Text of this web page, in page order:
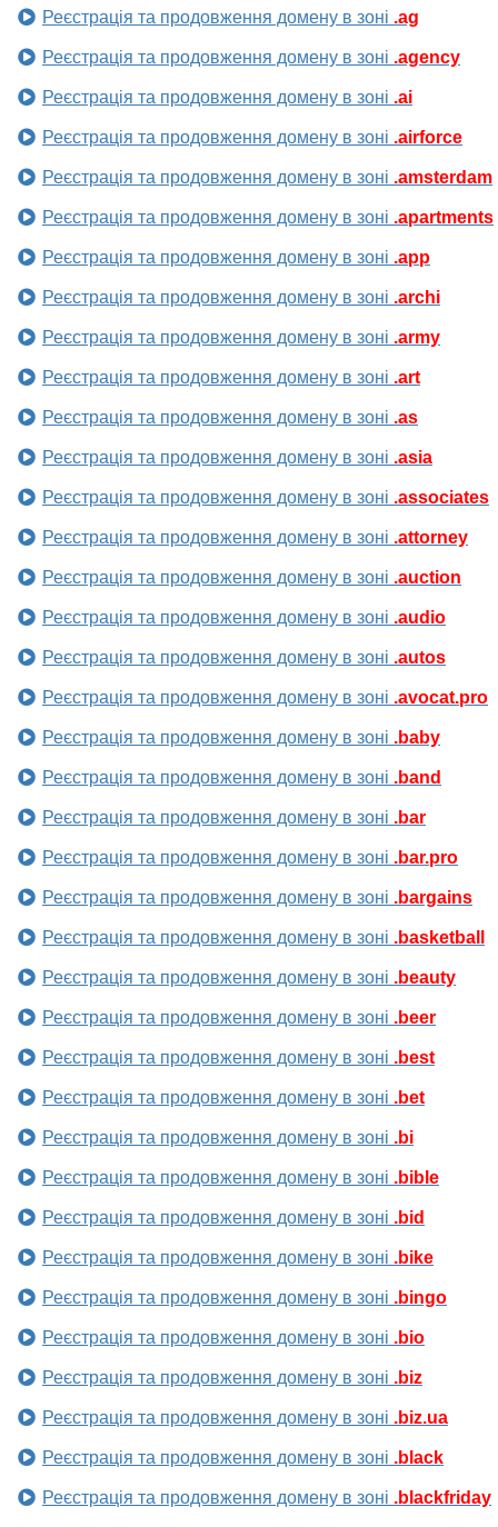
Реєстрація та продовження домену в зоні .ag
Реєстрація та продовження домену в зоні .agency
Реєстрація та продовження домену в зоні .ai
Реєстрація та продовження домену в зоні .airforce
Реєстрація та продовження домену в зоні .amsterdam
Реєстрація та продовження домену в зоні .apartments
Реєстрація та продовження домену в зоні .app
Реєстрація та продовження домену в зоні .archi
Реєстрація та продовження домену в зоні .army
Реєстрація та продовження домену в зоні .art
Реєстрація та продовження домену в зоні .as
Реєстрація та продовження домену в зоні .asia
Реєстрація та продовження домену в зоні .associates
Реєстрація та продовження домену в зоні .attorney
Реєстрація та продовження домену в зоні .auction
Реєстрація та продовження домену в зоні .audio
Реєстрація та продовження домену в зоні .autos
Реєстрація та продовження домену в зоні .avocat.pro
Реєстрація та продовження домену в зоні .baby
Реєстрація та продовження домену в зоні .band
Реєстрація та продовження домену в зоні .bar
Реєстрація та продовження домену в зоні .bar.pro
Реєстрація та продовження домену в зоні .bargains
Реєстрація та продовження домену в зоні .basketball
Реєстрація та продовження домену в зоні .beauty
Реєстрація та продовження домену в зоні .beer
Реєстрація та продовження домену в зоні .best
Реєстрація та продовження домену в зоні .bet
Реєстрація та продовження домену в зоні .bi
Реєстрація та продовження домену в зоні .bible
Реєстрація та продовження домену в зоні .bid
Реєстрація та продовження домену в зоні .bike
Реєстрація та продовження домену в зоні .bingo
Реєстрація та продовження домену в зоні .bio
Реєстрація та продовження домену в зоні .biz
Реєстрація та продовження домену в зоні .biz.ua
Реєстрація та продовження домену в зоні .black
Реєстрація та продовження домену в зоні .blackfriday